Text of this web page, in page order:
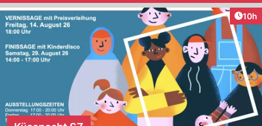
10h